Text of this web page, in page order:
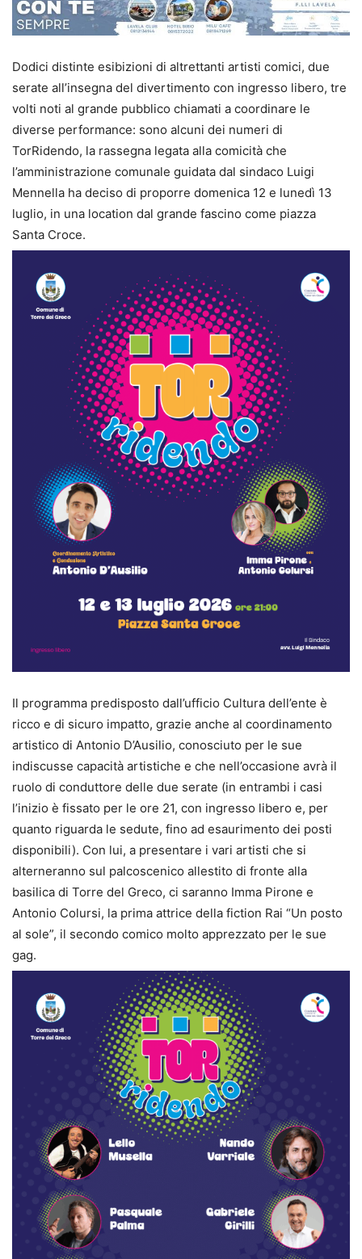
Dodici distinte esibizioni di altrettanti artisti comici, due
serate all’insegna del divertimento con ingresso libero, tre
volti noti al grande pubblico chiamati a coordinare le
diverse performance: sono alcuni dei numeri di
TorRidendo, la rassegna legata alla comicità che
l’amministrazione comunale guidata dal sindaco Luigi
Mennella ha deciso di proporre domenica 12 e lunedì 13
luglio, in una location dal grande fascino come piazza
Santa Croce.
Il programma predisposto dall’ufficio Cultura dell’ente è
ricco e di sicuro impatto, grazie anche al coordinamento
artistico di Antonio D’Ausilio, conosciuto per le sue
indiscusse capacità artistiche e che nell’occasione avrà il
ruolo di conduttore delle due serate (in entrambi i casi
l’inizio è fissato per le ore 21, con ingresso libero e, per
quanto riguarda le sedute, fino ad esaurimento dei posti
disponibili). Con lui, a presentare i vari artisti che si
alterneranno sul palcoscenico allestito di fronte alla
basilica di Torre del Greco, ci saranno Imma Pirone e
Antonio Colursi, la prima attrice della fiction Rai “Un posto
al sole”, il secondo comico molto apprezzato per le sue
gag.